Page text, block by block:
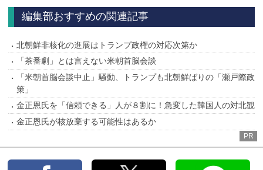
へ
へ
編集部おすすめの関連記事
北朝鮮非核化の進展はトランプ政権の対応次第か
「茶番劇」とは言えない米朝首脳会談
「米朝首脳会談中止」騒動、トランプも北朝鮮ばりの「瀬戸際政
策」
金正恩氏を「信頼できる」人が８割に！急変した韓国人の対北観
金正恩氏が核放棄する可能性はあるか
PR